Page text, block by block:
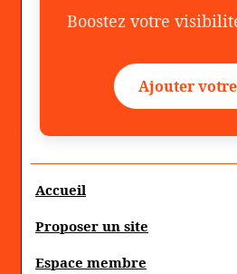
Boostez votre
Ajouter
Accueil
Proposer un site
Espace membre